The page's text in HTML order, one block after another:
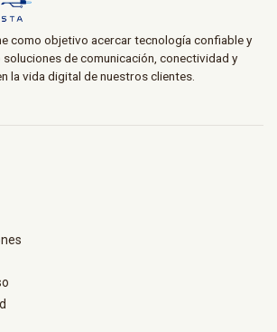
como objetivo acercar tecnología confiable y
de comunicación, conectividad y
la vida digital de nuestros clientes.